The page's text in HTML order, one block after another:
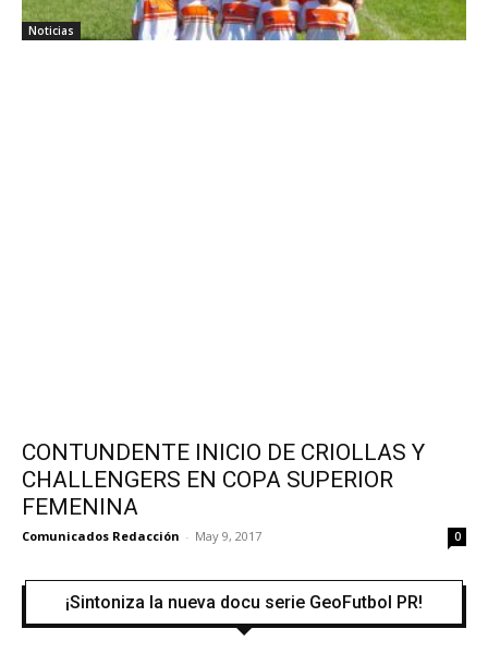
Noticias
CONTUNDENTE INICIO DE CRIOLLAS Y
CHALLENGERS EN COPA SUPERIOR
FEMENINA
Comunicados Redacción - May 9, 2017 0
¡Sintoniza la nueva docu serie GeoFutbol PR!